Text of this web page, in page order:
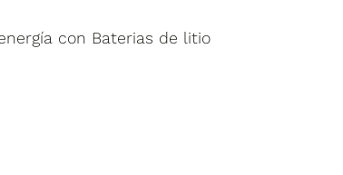
con Baterias de litio